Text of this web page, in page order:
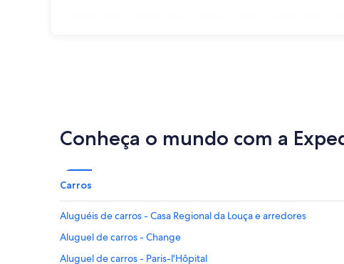
Conheça o mundo com a
Carros
Aluguéis de carros - Casa Regional da Louça e arredores
Aluguel de carros - Change
Aluguel de carros - Paris-l'Hôpital